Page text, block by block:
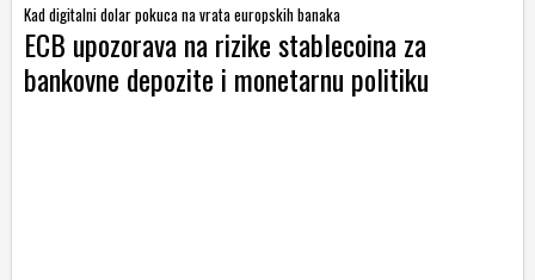
Kad digitalni dolar pokuca na vrata europskih banaka
ECB upozorava na rizike stablecoina za
bankovne depozite i monetarnu politiku